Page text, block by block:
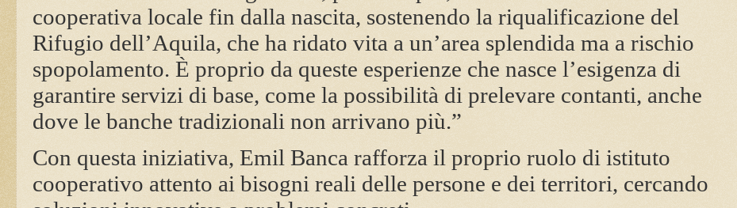
cooperativa locale fin dalla nascita, sostenendo la riqualificazione del
Rifugio dell’Aquila, che ha ridato vita a un’area splendida ma a rischio
spopolamento. È proprio da queste esperienze che nasce l’esigenza di
garantire servizi di base, come la possibilità di prelevare contanti, anche
dove le banche tradizionali non arrivano più.”
Con questa iniziativa, Emil Banca rafforza il proprio ruolo di istituto
cooperativo attento ai bisogni reali delle persone e dei territori, cercando